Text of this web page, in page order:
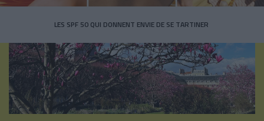
LES SPF 50 QUI DONNENT ENVIE DE SE TARTINER